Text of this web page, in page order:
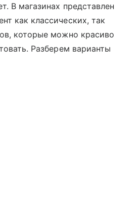
В магазинах представлен
как классических, так
которые можно красиво
Разберем варианты